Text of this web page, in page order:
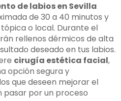
de labios en Sevilla
de 30 a 40 minutos y
o local. Durante el
rellenos dérmicos de alta
deseado en tus labios.
cirugía estética facial,
opción segura y
que deseen mejorar el
pasar por un proceso